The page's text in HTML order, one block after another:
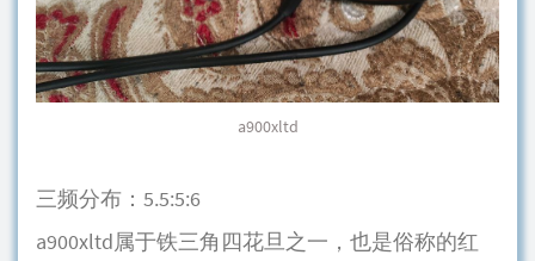
a900xltd
三频分布：5.5:5:6
a900xltd属于铁三角四花旦之一，也是俗称的红